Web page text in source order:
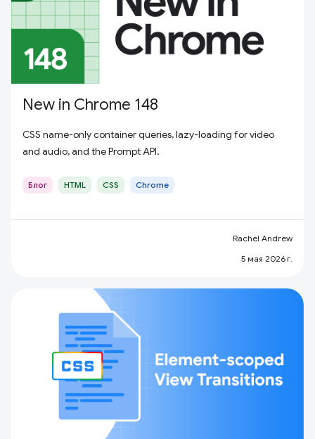
New in Chrome 148
CSS name-only container queries, lazy-loading for video
and audio, and the Prompt API.
Блог HTML CSS Chrome
Rachel Andrew
5 мая 2026 г.